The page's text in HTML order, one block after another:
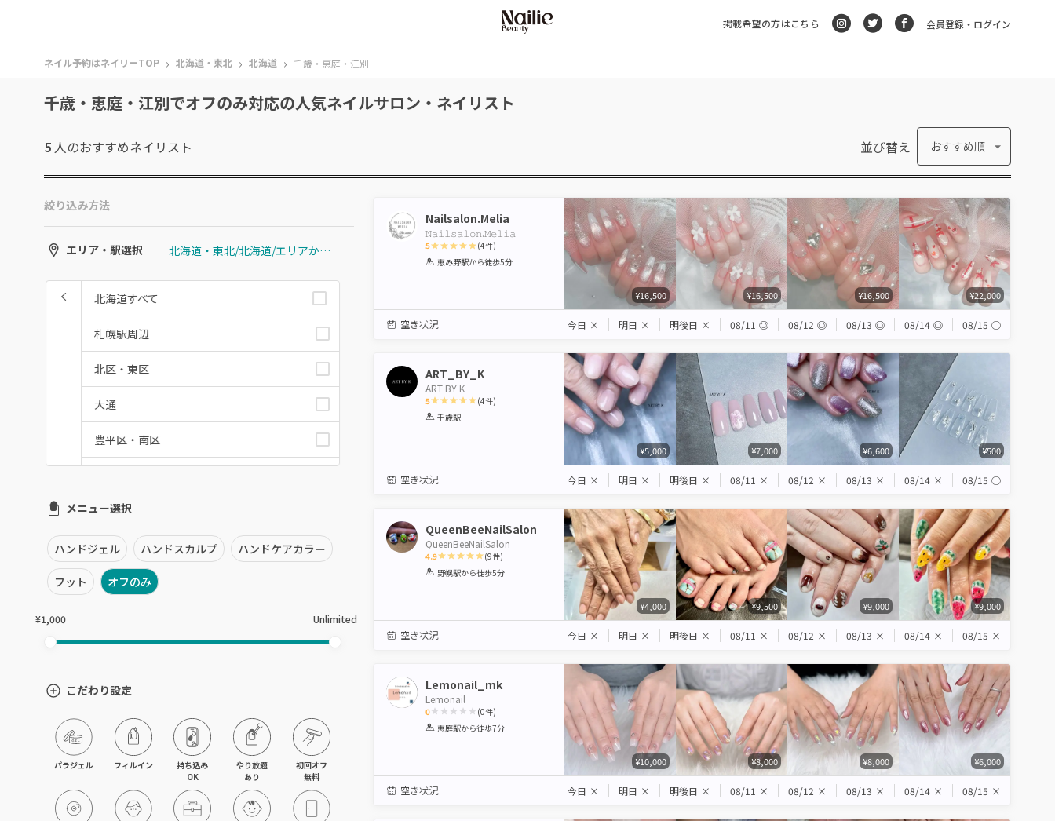
掲載希望の方はこちら 会員登録・ログイン
ネイル予約はネイリーTOP › 北海道・東北 › 北海道 › 千歳・恵庭・江別
千歳・恵庭・江別でオフのみ対応の人気ネイルサロン・ネイリスト
5 人のおすすめネイリスト 並び替え おすすめ順
絞り込み方法
エリア・駅選択 北海道・東北/北海道/エリアから選ぶ/千歳・恵庭・江別
北海道すべて
札幌駅周辺
北区・東区
大通
豊平区・南区
円山周辺
白石区・厚別区・清田区
すすきの・市電沿線
室蘭・登別・苫小牧
旭川・滝川
網走・北見
釧路・根室
メニュー選択
ハンドジェル ハンドスカルプ ハンドケアカラー
フット オフのみ
¥1,000 Unlimited
こだわり設定
パラジェル フィルイン
持ち込み
OK
やり放題
あり
初回オフ
無料
Nailsalon.Melia
𝙽𝚊𝚒𝚕𝚜𝚊𝚕𝚘𝚗.𝙼𝚎𝚕𝚒𝚊
5
1 2 3 4 5
(4件)
恵み野駅から徒歩5分
¥16,500 ¥16,500 ¥16,500 ¥22,000
空き状況 今日 × 明日 × 明後日 × 08/11 ◎ 08/12 ◎ 08/13 ◎ 08/14 ◎ 08/15 ◯
ART_BY_K
ART BY K
5
1 2 3 4
(4件)
千歳駅
¥5,000 ¥7,000 ¥6,600 ¥500
空き状況 今日 × 明日 × 明後日 × 08/11 × 08/12 × 08/13 × 08/14 × 08/15 ◯
QueenBeeNailSalon
QueenBeeNailSalon
4.9
1 2 3 4 5
(9件)
野幌駅から徒歩5分
¥4,000 ¥9,500 ¥9,000 ¥9,000
空き状況 今日 × 明日 × 明後日 × 08/11 × 08/12 × 08/13 × 08/14 × 08/15 ×
Lemonail_mk
Lemonail
0
1 2 3 4 5
(0件)
恵庭駅から徒歩7分
¥10,000 ¥8,000 ¥8,000 ¥6,000
空き状況 今日 × 明日 × 明後日 × 08/11 × 08/12 × 08/13 × 08/14 × 08/15 ×